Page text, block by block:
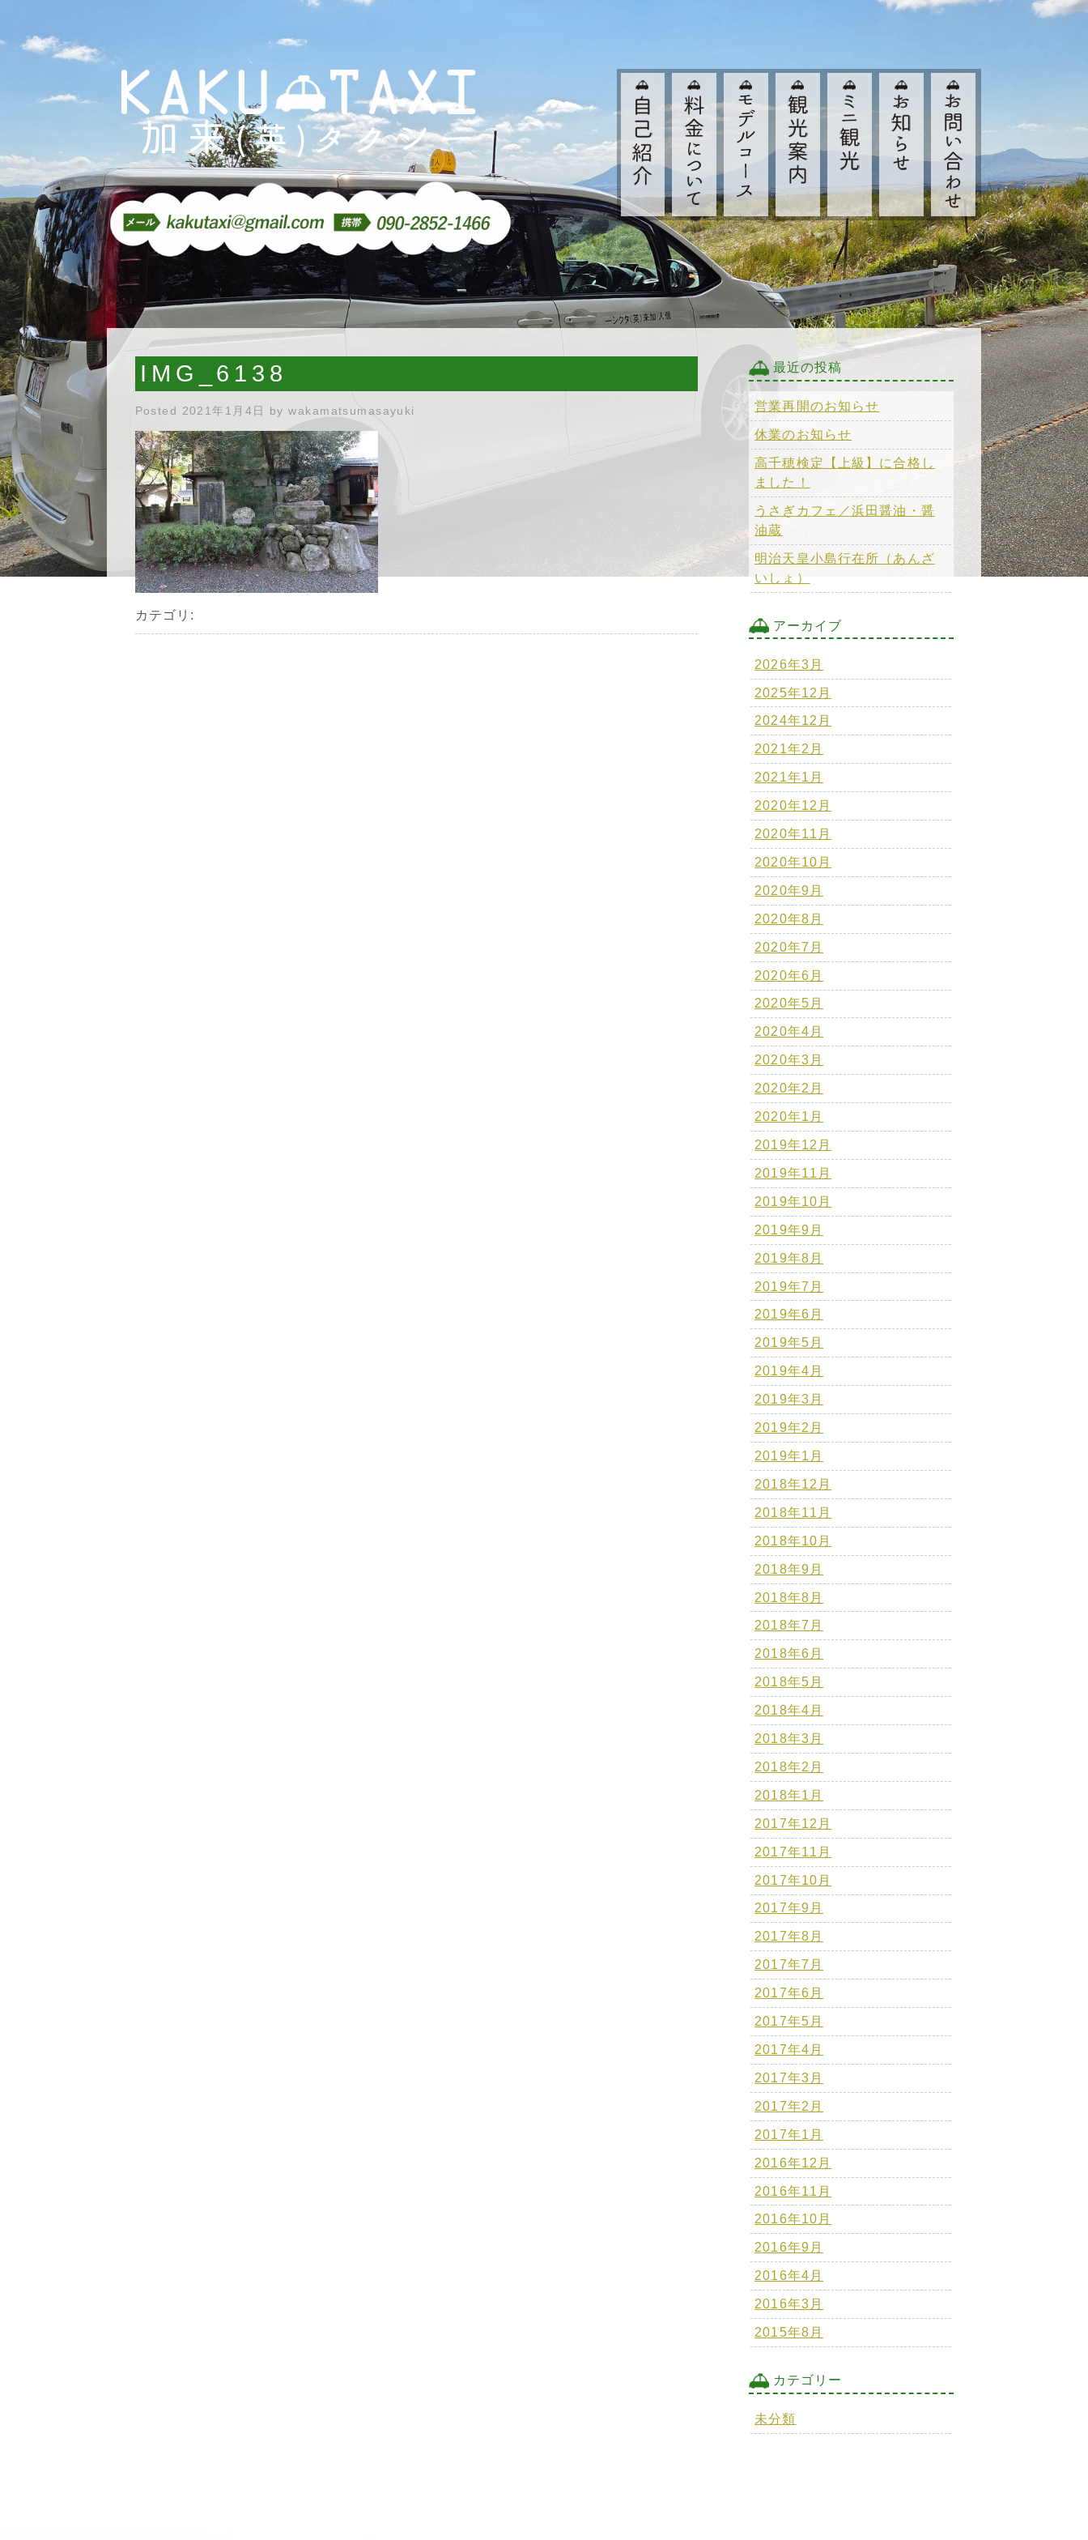
IMG_6138
Posted 2021年1月4日 bywakamatsumasayuki
カテゴリ:
最近の投稿
営業再開のお知らせ
休業のお知らせ
高千穂検定【上級】に合格し
ました！
うさぎカフェ／浜田醤油・醤
油蔵
明治天皇小島行在所（あんざ
いしょ）
アーカイブ
2026年3月
2025年12月
2024年12月
2021年2月
2021年1月
2020年12月
2020年11月
2020年10月
2020年9月
2020年8月
2020年7月
2020年6月
2020年5月
2020年4月
2020年3月
2020年2月
2020年1月
2019年12月
2019年11月
2019年10月
2019年9月
2019年8月
2019年7月
2019年6月
2019年5月
2019年4月
2019年3月
2019年2月
2019年1月
2018年12月
2018年11月
2018年10月
2018年9月
2018年8月
2018年7月
2018年6月
2018年5月
2018年4月
2018年3月
2018年2月
2018年1月
2017年12月
2017年11月
2017年10月
2017年9月
2017年8月
2017年7月
2017年6月
2017年5月
2017年4月
2017年3月
2017年2月
2017年1月
2016年12月
2016年11月
2016年10月
2016年9月
2016年4月
2016年3月
2015年8月
カテゴリー
未分類